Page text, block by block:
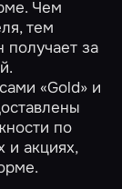
Чем
тем
получает за
«Gold» и
по
и акциях,